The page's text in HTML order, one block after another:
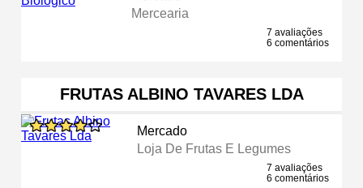
Mercearia
7 avaliações
6 comentários
FRUTAS ALBINO TAVARES LDA
Mercado
Loja De Frutas E Legumes
7 avaliações
6 comentários